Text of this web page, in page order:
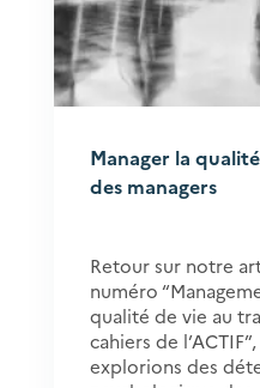
Manager la
des managers
Retour sur notre
numéro
qualité de vie au
cahiers de
explorions des